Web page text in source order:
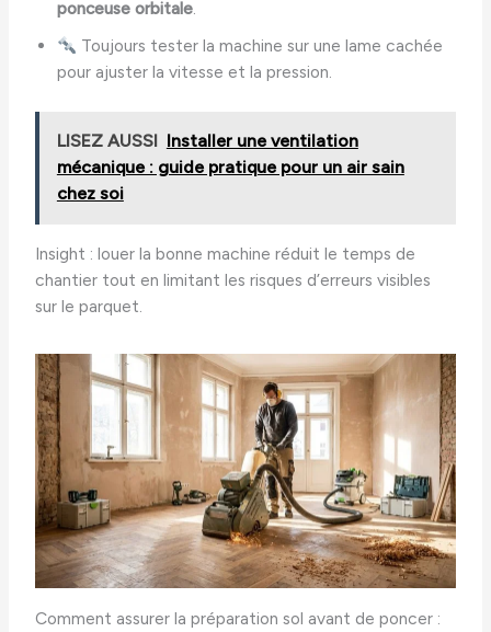
ponceuse orbitale.
Toujours tester la machine sur une lame cachée
pour ajuster la vitesse et la pression.
LISEZ AUSSI Installer une ventilation
mécanique : guide pratique pour un air sain
chez soi
Insight : louer la bonne machine réduit le temps de
chantier tout en limitant les risques d’erreurs visibles
sur le parquet.
Comment assurer la préparation sol avant de poncer :